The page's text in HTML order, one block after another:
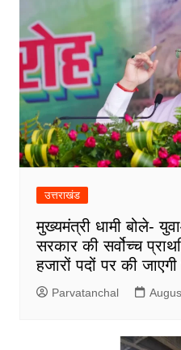
उत्तराखंड
मुख्यमंत्री धामी बोले-
सरकार की सर्वोच्च
हजारों पदों पर की जाएगी
Parvatanchal